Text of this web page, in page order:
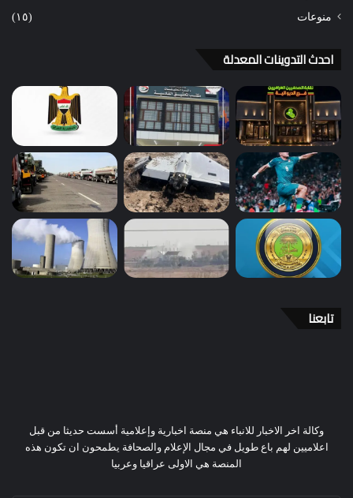
منوعات (١٥)
احدث التدوينات المعدلة
تابعنا
وكالة اخر الاخبار للانباء هي منصة اخبارية وإعلامية أسست حديثا من قبل
اعلاميين لهم باع طويل في مجال الإعلام والصحافة يطمحون ان تكون هذه
المنصة هي الاولى عراقيا وعربيا